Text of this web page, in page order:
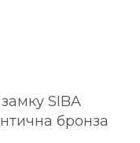
SIBA
бронза